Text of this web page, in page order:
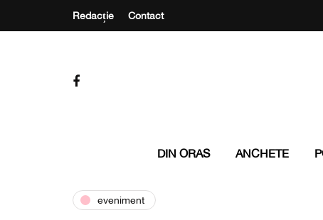
Redacție Contact
DIN ORAS ANCHETE
eveniment